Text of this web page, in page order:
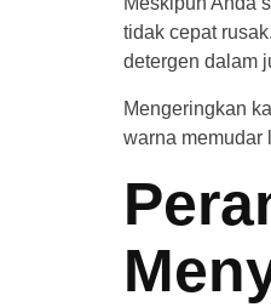
tidak cepat
detergen dalam
Mengeringkan
warna memudar